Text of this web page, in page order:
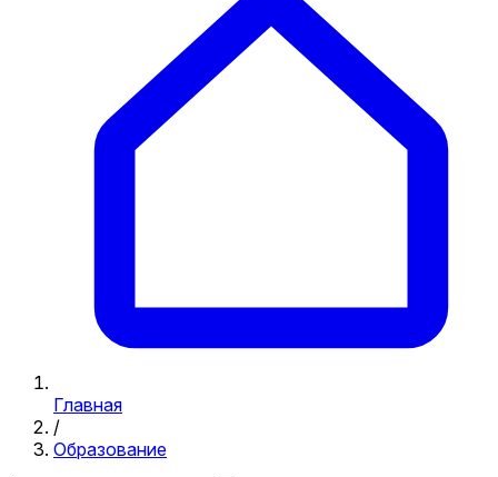
Главная
/
Образование